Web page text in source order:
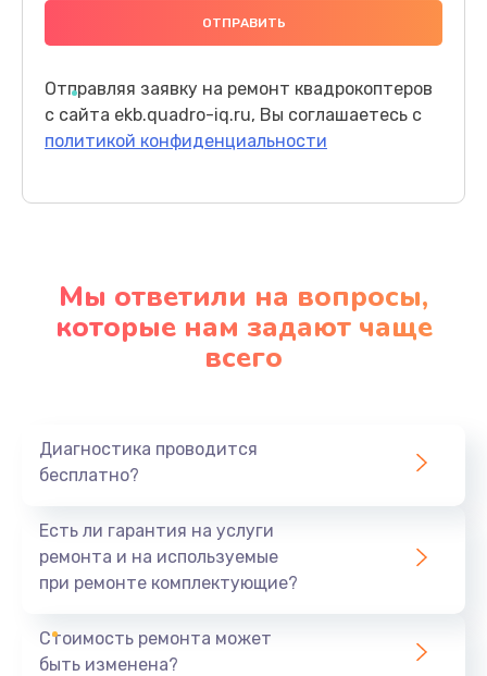
Заказать
очищайте моторы от пыли и грязи;
Проблемы с электроникой– защищайте
перегрузок электросети.
Своевременное обслуживание увеличивает срок
Наш сервисный центр в Екатеринбурге предлагает:
Опытные специалисты
Оригинальные запчасти
– для всех видов
ремонтных работ мы используем только
Гарантию на ремонт– предоставляем
гарантию на выполненные работы и
замененные детали;
высококачественные услуги по ремонту по
доступным ценам.
Отправляя заявку на ремонт квадрокоптеров
с сайта ekb.quadro-iq.ru, Вы соглашаетесь с
политикой конфиденциальности
Мы ответили на вопросы,
которые нам задают чаще
всего
Диагностика проводится
бесплатно?
Есть ли гарантия на услуги
ремонта и на используемые
при ремонте комплектующие?
Стоимость ремонта может
быть изменена?